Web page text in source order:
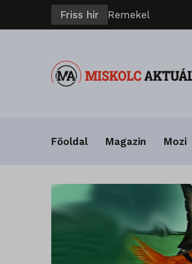
Friss hír Reme kel
Főoldal Magazin Mozi